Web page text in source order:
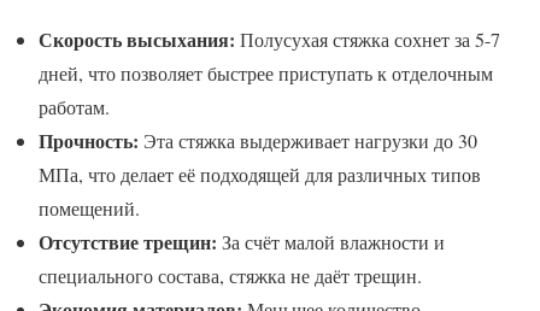
Скорость высыхания: Полусухая стяжка сохнет за 5-7
дней, что позволяет быстрее приступать к отделочным
работам.
Прочность: Эта стяжка выдерживает нагрузки до 30
МПа, что делает её подходящей для различных типов
помещений.
Отсутствие трещин: За счёт малой влажности и
специального состава, стяжка не даёт трещин.